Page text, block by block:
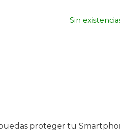
Sin
proteger tu